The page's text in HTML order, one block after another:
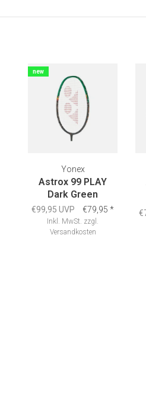
new
Yonex
Astrox 99 PLAY
Dark Green
€99,95 UVP €79,95 *
Inkl. MwSt. zzgl.
Versandkosten